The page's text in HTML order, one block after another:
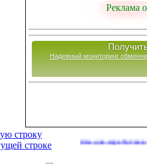
Реклама
Надежный мониторинг
Сайты для заработка в 2026